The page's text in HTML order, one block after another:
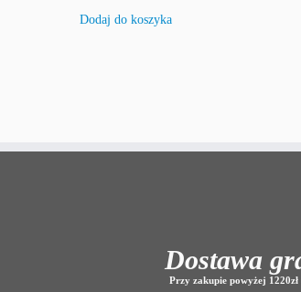
Dodaj do koszyka
Dostawa
Przy zakupie powyżej 1220zł